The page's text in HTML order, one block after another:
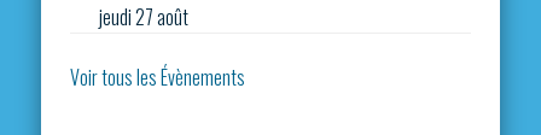
jeudi 27 août
Voir tous les Évènements